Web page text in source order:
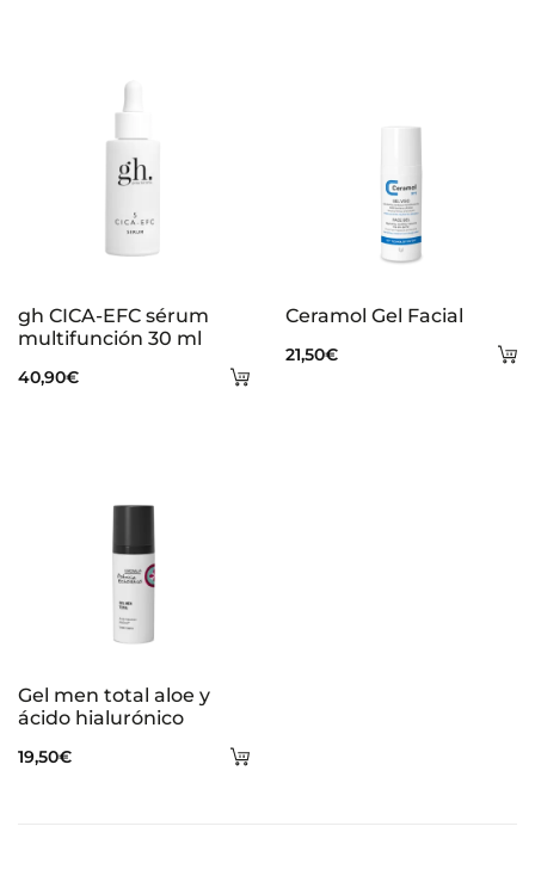
Añadir
gh CICA-EFC sérum
multifunción 30 ml
40,90€
Ceramol Gel Facial
21,50€
Añadir
Gel men total aloe y
ácido hialurónico
19,50€